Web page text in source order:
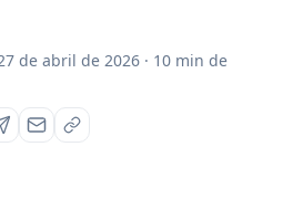
de abril de 2026 · 10 min de